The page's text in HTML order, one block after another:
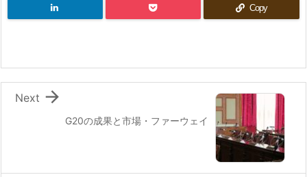
Copy
G20の成果と市場・ファーウェイ

Next